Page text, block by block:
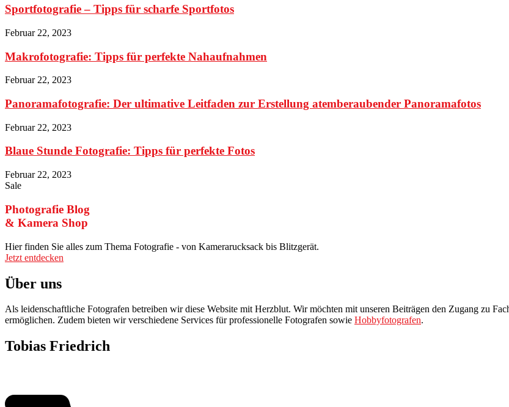
Sportfotografie – Tipps für scharfe Sportfotos
Februar 22, 2023
Makrofotografie: Tipps für perfekte Nahaufnahmen
Februar 22, 2023
Panoramafotografie: Der ultimative Leitfaden zur Erstellung atemberaubender Panoramafotos
Februar 22, 2023
Blaue Stunde Fotografie: Tipps für perfekte Fotos
Februar 22, 2023
Sale
Photografie Blog
& Kamera Shop
Hier finden Sie alles zum Thema Fotografie - von Kamerarucksack bis Blitzgerät.
Jetzt entdecken
Über uns
Als leidenschaftliche Fotografen betreiben wir diese Website mit Herzblut. Wir möchten mit unseren Beiträgen den Zugang zu
ermöglichen. Zudem bieten wir verschiedene Services für professionelle Fotografen sowie Hobbyfotografen.
Tobias Friedrich